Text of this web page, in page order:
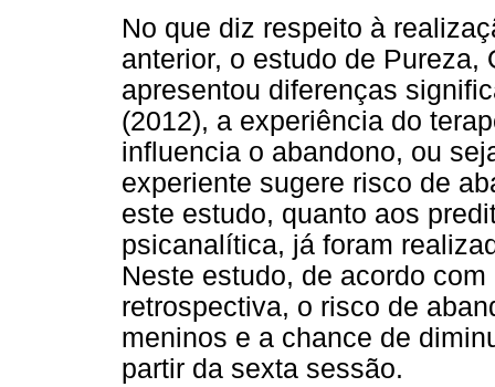
No que diz respeito à
anterior, o estudo de Pureza,
apresentou diferenças
(2012), a experiência do
influencia o abandono, ou
experiente sugere risco de
este estudo, quanto aos
psicanalítica, já foram
Neste estudo, de acordo
retrospectiva, o risco de
meninos e a chance de
partir da sexta sessão.